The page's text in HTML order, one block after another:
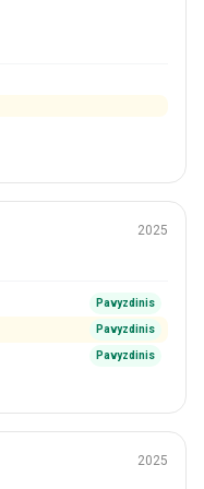
2025
Pavyzdinis
Pavyzdinis
Pavyzdinis
2025